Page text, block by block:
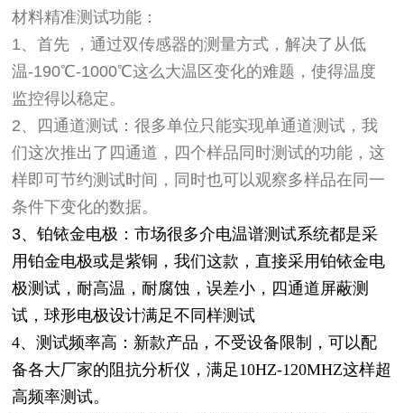
材料精准测试功能：
1、首先 ，通过双传感器的测量方式，解决了从低
温-190℃-1000℃这么大温区变化的难题，使得温度
监控得以稳定。
2、四通道测试：很多单位只能实现单通道测试，我
们这次推出了四通道，四个样品同时测试的功能，这
样即可节约测试时间，同时也可以观察多样品在同一
条件下变化的数据。
3、铂铱金电极：市场很多介电温谱测试系统都是采
用铂金电极或是紫铜，我们这款，直接采用铂铱金电
极测试，耐高温，耐腐蚀，误差小，四通道屏蔽测
试，球形电极设计满足不同样测试
4、测试频率高：新款产品，不受设备限制，可以配
备各大厂家的阻抗分析仪，满足10HZ-120MHZ这样超
高频率测试。